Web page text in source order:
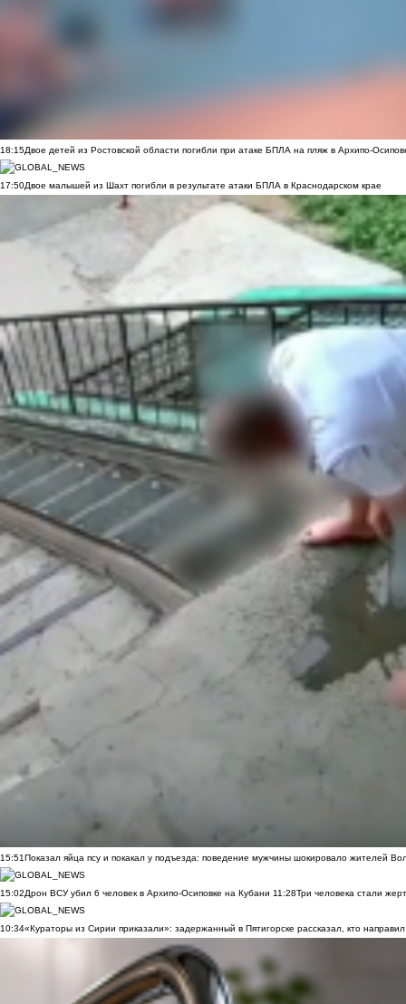
18:15Двое детей из Ростовской области погибли при атаке БПЛА на пляж в Архипо-
17:50Двое малышей из Шахт погибли в результате атаки БПЛА в Краснодарском крае
15:51Показал яйца псу и покакал у подъезда: поведение мужчины шокировало жителей
15:02Дрон ВСУ убил 6 человек в Архипо-Осиповке на Кубани 11:28Три человека стали
10:34«Кураторы из Сирии приказали»: задержанный в Пятигорске рассказал, кто направил